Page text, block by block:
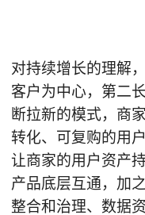
对持续增长的理解
客户为中心，第二
断拉新的模式，商
转化、可复购的用
让商家的用户资产
产品底层互通，加
整合和治理、数据